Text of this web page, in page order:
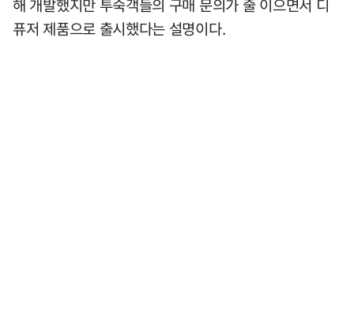
해 개발했지만 투숙객들의 구매 문의가 줄 이으면서 디
퓨저 제품으로 출시했다는 설명이다.